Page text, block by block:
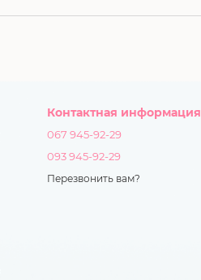
Контактная информация
067 945-92-29
093 945-92-29
Перезвонить вам?